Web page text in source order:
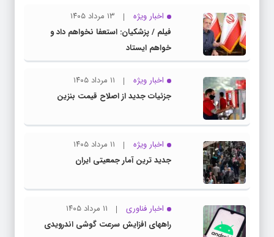
اخبار ویژه
۱۳ مرداد ۱۴۰۵
فیلم / پزشکیان: استعفا نخواهم داد و
خواهم ایستاد
اخبار ویژه
۱۱ مرداد ۱۴۰۵
جزئیات جدید از اصلاح قیمت بنزین
اخبار ویژه
۱۱ مرداد ۱۴۰۵
جدید ترین آمار جمعیتی ایران
اخبار فناوری
۱۱ مرداد ۱۴۰۵
راههای افزایش سرعت گوشی اندرویدی